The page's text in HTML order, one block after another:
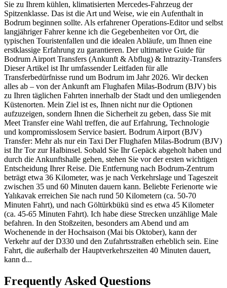
Sie zu Ihrem kühlen, klimatisierten Mercedes-Fahrzeug der
Spitzenklasse. Das ist die Art und Weise, wie ein Aufenthalt in
Bodrum beginnen sollte. Als erfahrener Operations-Editor und selbst
langjähriger Fahrer kenne ich die Gegebenheiten vor Ort, die
typischen Touristenfallen und die idealen Abläufe, um Ihnen eine
erstklassige Erfahrung zu garantieren. Der ultimative Guide für
Bodrum Airport Transfers (Ankunft & Abflug) & Intrazity-Transfers
Dieser Artikel ist Ihr umfassender Leitfaden für alle
Transferbedürfnisse rund um Bodrum im Jahr 2026. Wir decken
alles ab – von der Ankunft am Flughafen Milas-Bodrum (BJV) bis
zu Ihren täglichen Fahrten innerhalb der Stadt und den umliegenden
Küstenorten. Mein Ziel ist es, Ihnen nicht nur die Optionen
aufzuzeigen, sondern Ihnen die Sicherheit zu geben, dass Sie mit
Meet Transfer eine Wahl treffen, die auf Erfahrung, Technologie
und kompromisslosem Service basiert. Bodrum Airport (BJV)
Transfer: Mehr als nur ein Taxi Der Flughafen Milas-Bodrum (BJV)
ist Ihr Tor zur Halbinsel. Sobald Sie Ihr Gepäck abgeholt haben und
durch die Ankunftshalle gehen, stehen Sie vor der ersten wichtigen
Entscheidung Ihrer Reise. Die Entfernung nach Bodrum-Zentrum
beträgt etwa 36 Kilometer, was je nach Verkehrslage und Tageszeit
zwischen 35 und 60 Minuten dauern kann. Beliebte Ferienorte wie
Yalıkavak erreichen Sie nach rund 50 Kilometern (ca. 50-70
Minuten Fahrt), und nach Göltürkbükü sind es etwa 45 Kilometer
(ca. 45-65 Minuten Fahrt). Ich habe diese Strecken unzählige Male
befahren. In den Stoßzeiten, besonders am Abend und am
Wochenende in der Hochsaison (Mai bis Oktober), kann der
Verkehr auf der D330 und den Zufahrtsstraßen erheblich sein. Eine
Fahrt, die außerhalb der Hauptverkehrszeiten 40 Minuten dauert,
kann d...
Frequently Asked Questions